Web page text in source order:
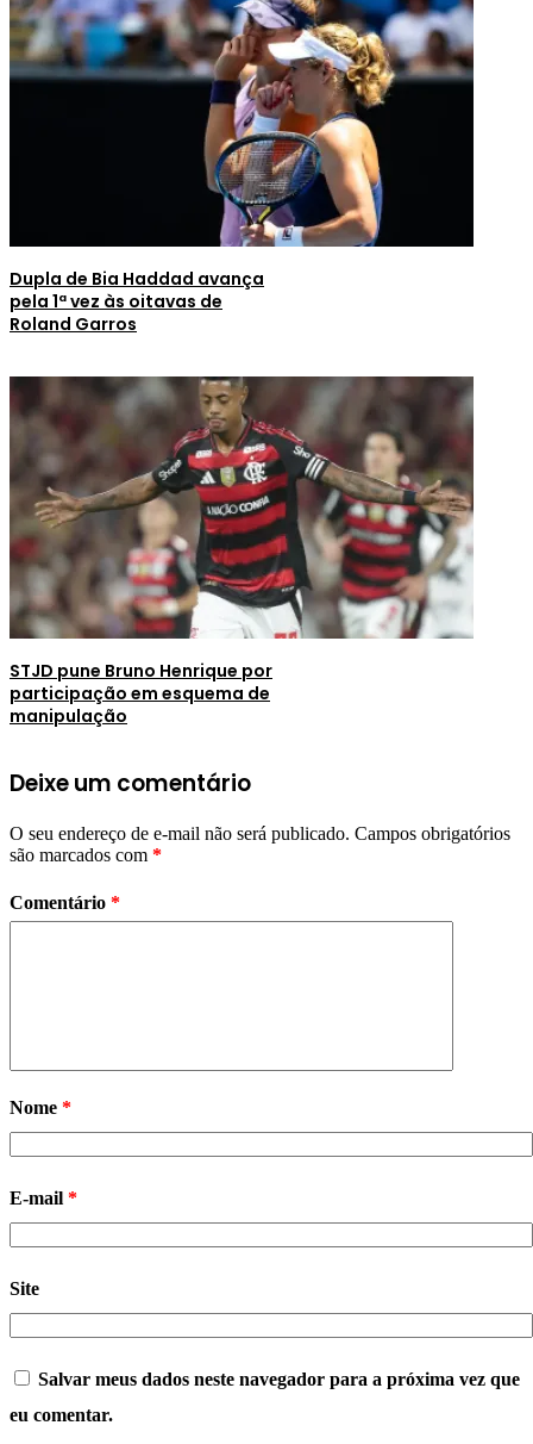
Dupla de Bia Haddad avança
pela 1ª vez às oitavas de
Roland Garros
STJD pune Bruno Henrique por
participação em esquema de
manipulação
Deixe um comentário
O seu endereço de e-mail não será publicado. Campos obrigatórios
são marcados com *
Comentário *
Nome *
E-mail *
Site
Salvar meus dados neste navegador para a próxima vez que
eu comentar.